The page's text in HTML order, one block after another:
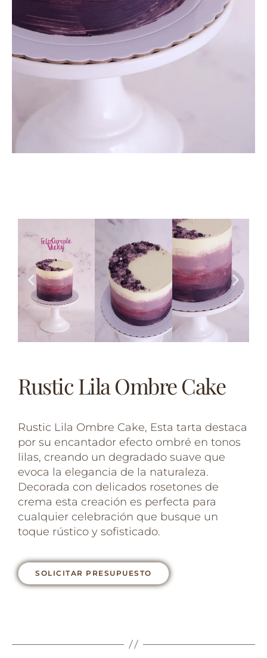
Rustic Lila Ombre Cake
Rustic Lila Ombre Cake, Esta tarta destaca
por su encantador efecto ombré en tonos
lilas, creando un degradado suave que
evoca la elegancia de la naturaleza.
Decorada con delicados rosetones de
crema esta creación es perfecta para
cualquier celebración que busque un
toque rústico y sofisticado.
SOLICITAR PRESUPUESTO